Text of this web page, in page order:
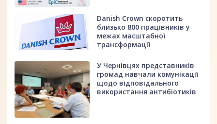
Danish Crown скоротить
близько 800 працівників у
межах масштабної
трансформації
У Чернівцях представників
громад навчали комунікації
щодо відповідального
використання антибіотиків